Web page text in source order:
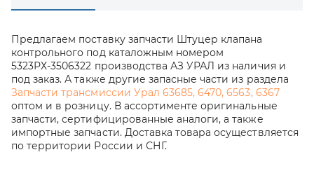
Предлагаем поставку запчасти Штуцер клапана
контрольного под каталожным номером
5323РХ-3506322 производства АЗ УРАЛ из наличия и
под заказ. А также другие запасные части из раздела
Запчасти трансмиссии Урал 63685, 6470, 6563, 6367
оптом и в розницу. В ассортименте оригинальные
запчасти, сертифицированные аналоги, а также
импортные запчасти. Доставка товара осуществляется
по территории России и СНГ.